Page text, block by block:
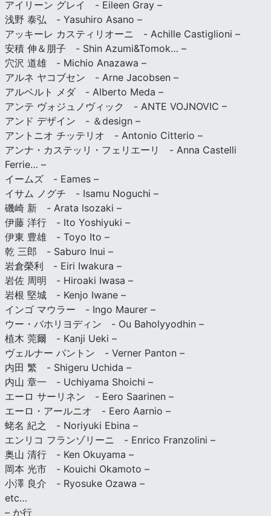
アイリーン グレイ - Eileen Gray –
浅野 泰弘 - Yasuhiro Asano –
アッキーレ カスティリオーニ - Achille Castiglioni –
安積 伸＆朋子 - Shin Azumi&Tomok… –
穴沢 道雄 - Michio Anazawa –
アルネ ヤコブセン - Arne Jacobsen –
アルベルト メダ - Alberto Meda –
アンテ ヴォジュノヴィック - ANTE VOJNOVIC –
アンド デザイン - ＆design –
アントニオ チッテリオ - Antonio Citterio –
アンナ・カステッリ・フェリエーリ - Anna Castelli
Ferrie… –
イームズ - Eames –
イサム ノグチ - Isamu Noguchi –
磯崎 新 - Arata Isozaki –
伊藤 洋行 - Ito Yoshiyuki –
伊東 豊雄 - Toyo Ito –
乾 三郎 - Saburo Inui –
岩倉榮利 - Eiri Iwakura –
岩佐 周明 - Hiroaki Iwasa –
岩根 堅城 - Kenjo Iwane –
インゴ マウラー - Ingo Maurer –
ウー・バホリヨディン - Ou Baholyyodhin –
植木 莞爾 - Kanji Ueki –
ヴェルナー パントン - Verner Panton –
内田 繁 - Shigeru Uchida –
内山 章一 - Uchiyama Shoichi –
エーロ サーリネン - Eero Saarinen –
エーロ・アールニオ - Eero Aarnio –
蛯名 紀之 - Noriyuki Ebina –
エンリコ フランゾリーニ - Enrico Franzolini –
奥山 清行 - Ken Okuyama –
岡本 光市 - Kouichi Okamoto –
小澤 良介 - Ryosuke Ozawa –
etc…
– か行